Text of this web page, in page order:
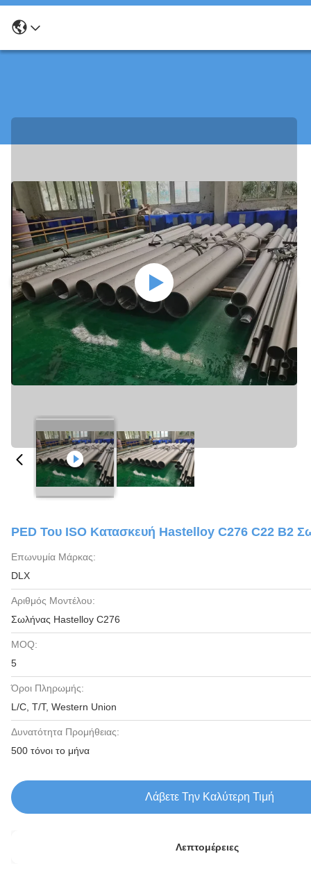
PED Του ISO Κατασκευή Hastelloy C276 C22 B2
Επωνυμία Μάρκας:
DLX
Αριθμός Μοντέλου:
Σωλήνας Hastelloy C276
MOQ:
5
Όροι Πληρωμής:
L/C, T/T, Western Union
Δυνατότητα Προμήθειας:
500 τόνοι το μήνα
Λάβετε Την Καλύτερη Τιμή
Λεπτομέρειες